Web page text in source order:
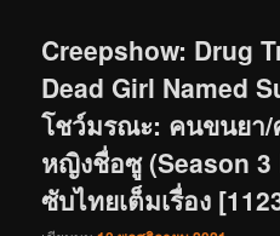
Creepshow: Drug
Dead Girl Named
โชว์มรณะ: คนขนยา/
หญิงชื่อซู (Season 3
ซับไทยเต็มเรื่อง